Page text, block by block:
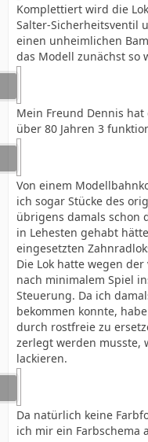
Komplettiert wird die
Salter-Sicherheitsventil
einen unheimlichen
das Modell zunächst so
Mein Freund Dennis
über 80 Jahren 3
Von einem
ich sogar Stücke des
übrigens damals schon
in Lehesten gehabt
eingesetzten
Die Lok hatte wegen
nach minimalem Spiel
Steuerung. Da ich
bekommen konnte,
durch rostfreie zu
zerlegt werden musste,
lackieren.
Da natürlich keine
ich mir ein Farbschema